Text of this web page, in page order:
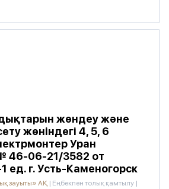
жөндеу және
жөніндегі 4, 5, 6
Уран
№ 46-06-21/3582 от
ед. г. Усть-Каменогорск
зауыты» АҚ | Еңбекпен толық қамтылу |